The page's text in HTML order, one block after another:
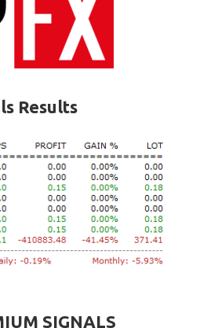
Results
SIGNALS